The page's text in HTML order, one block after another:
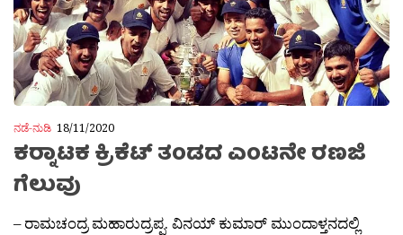
ನಡೆ-ನುಡಿ 18/11/2020
ಕರ‍್ನಾಟಕ ಕ್ರಿಕೆಟ್ ತಂಡದ ಎಂಟನೇ ರಣಜಿ
ಗೆಲುವು
– ರಾಮಚಂದ್ರ ಮಹಾರುದ್ರಪ್ಪ. ವಿನಯ್ ಕುಮಾರ್ ಮುಂದಾಳ್ತನದಲ್ಲಿ